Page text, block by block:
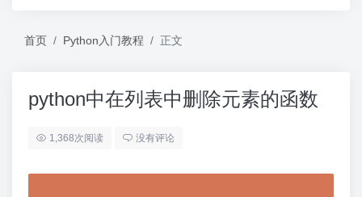
首页 Python入门教程 正文
python中在列表中删除元素的函数
1,368次阅读 没有评论